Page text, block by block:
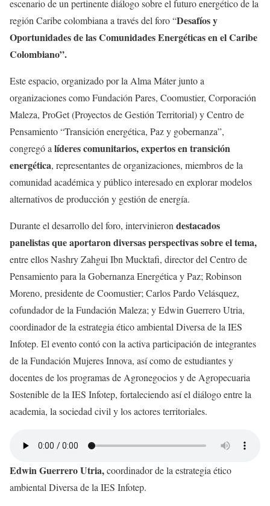
escenario de un pertinente diálogo sobre el futuro energético de la
región Caribe colombiana a través del foro “Desafíos y
Oportunidades de las Comunidades Energéticas en el Caribe
Colombiano”.
Este espacio, organizado por la Alma Máter junto a
organizaciones como Fundación Pares, Coomustier, Corporación
Maleza, ProGet (Proyectos de Gestión Territorial) y Centro de
Pensamiento “Transición energética, Paz y gobernanza”,
congregó alíderes comunitarios, expertos en transición
energética, representantes de organizaciones, miembros de la
comunidad académica y público interesado en explorar modelos
alternativos de producción y gestión de energía.
Durante el desarrollo del foro, intervinierondestacados
panelistas que aportaron diversas perspectivas sobre el tema,
entre ellos Nashry Zahgui Ibn Mucktafi, director del Centro de
Pensamiento para la Gobernanza Energética y Paz; Robinson
Moreno, presidente de Coomustier; Carlos Pardo Velásquez,
cofundador de la Fundación Maleza; y Edwin Guerrero Utria,
coordinador de la estrategia ético ambiental Diversa de la IES
Infotep. El evento contó con la activa participación de integrantes
de la Fundación Mujeres Innova, así como de estudiantes y
docentes de los programas de Agronegocios y de Agropecuaria
Sostenible de la IES Infotep, fortaleciendo así el diálogo entre la
academia, la sociedad civil y los actores territoriales.
Edwin Guerrero Utria,coordinador de la estrategia ético
ambiental Diversa de la IES Infotep.